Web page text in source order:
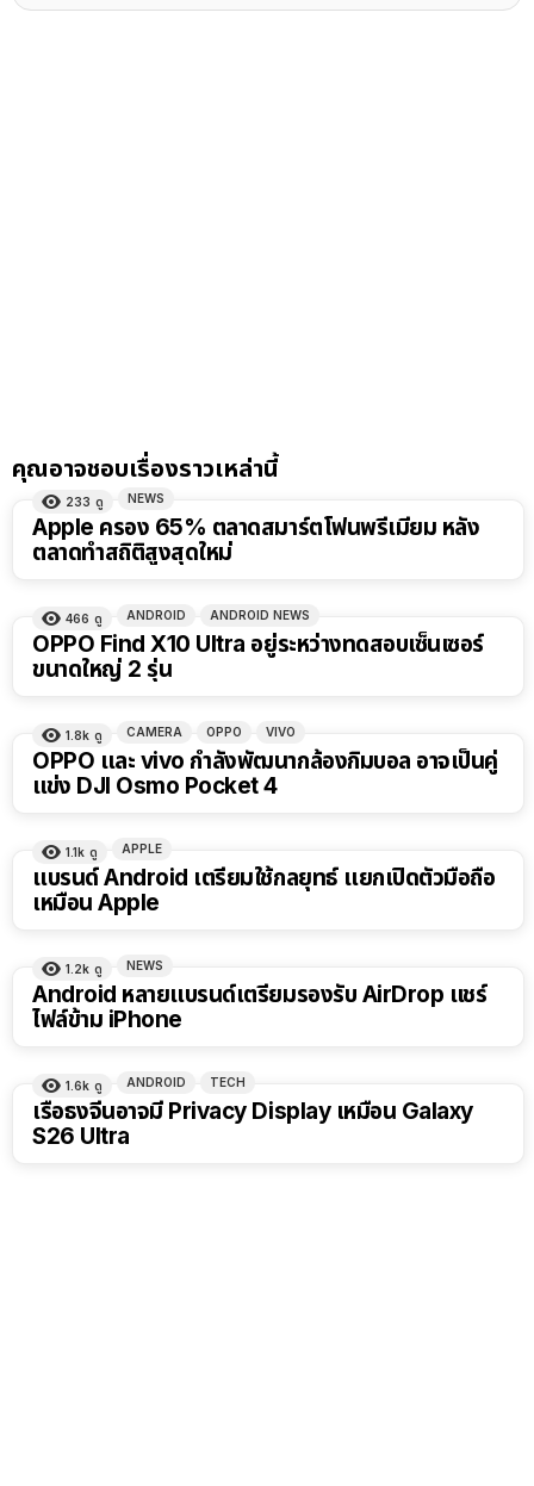
คุณอาจชอบเรื่องราวเหล่านี้
233 ดู NEWS
Apple ครอง 65% ตลาดสมาร์ตโฟนพรีเมียม หลัง
ตลาดทำสถิติสูงสุดใหม่
466 ดู ANDROID ANDROID NEWS
OPPO Find X10 Ultra อยู่ระหว่างทดสอบเซ็นเซอร์
ขนาดใหญ่ 2 รุ่น
1.8k ดู CAMERA OPPO VIVO
OPPO และ vivo กำลังพัฒนากล้องกิมบอล อาจเป็นคู่
แข่ง DJI Osmo Pocket 4
1.1k ดู APPLE
แบรนด์ Android เตรียมใช้กลยุทธ์ แยกเปิดตัวมือถือ
เหมือน Apple
1.2k ดู NEWS
Android หลายแบรนด์เตรียมรองรับ AirDrop แชร์
ไฟล์ข้าม iPhone
1.6k ดู ANDROID TECH
เรือธงจีนอาจมี Privacy Display เหมือน Galaxy
S26 Ultra